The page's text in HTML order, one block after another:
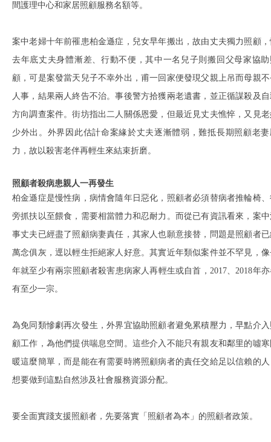
間護理中心和家居照顧服務名額等。
案中老婦十年前罹患柏金遜症，兒女早年搬出，故由丈夫獨力照顧
去年底丈夫身體漸差、行動不便，其中一名兒子則搬回父母家協助
顧，可是案發當天兒子不幸外出，甫一回家便發現父親上吊而母親
人事，結果兩人終告不治。事後警方拾獲兩老遺書，並正循謀殺及
方向調查案件。街坊指出二人關係恩愛，但最近見丈夫憔悴，又見
少外出。外界因此估計命案緣於丈夫逐漸體弱，難抵長期照顧老妻
力，故以殺害老伴再輕生來結束折磨。
照顧者殺病患親人一再發生
柏金遜症是慢性病，病情會隨年日惡化，照顧者必須替病者推輪椅
旁抓扶以至餵食，需要相當體力和忍耐力。而從已有資訊看來，案
事丈夫已經盡了照顧病妻責任，其家人也願意接替，問題是照顧者
萬念俱灰，逕以輕生拒絕家人好意。其實近年類似案件並不罕見，
年就至少有兩宗照顧者殺害患病家人再輕生或自首，2017、2018年
有至少一宗。
為免同類慘劇再次發生，外界宜協助照顧者避免累積壓力，早點介
顧工作，為他們提供喘息空間。這些介入不能只有親友和鄰里的噓
暖這麼簡單，而是能在有需要時將照顧病者的責任交給足以信賴的
想要做到這點自然涉及社會服務資源分配。
要全面實踐支援照顧者，先要落實「照顧者為本」的照顧者政策。